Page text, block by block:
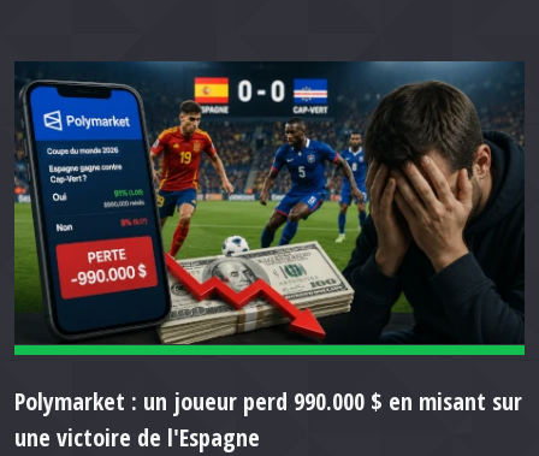
Polymarket : un joueur perd 990.000 $ en misant sur
une victoire de l'Espagne